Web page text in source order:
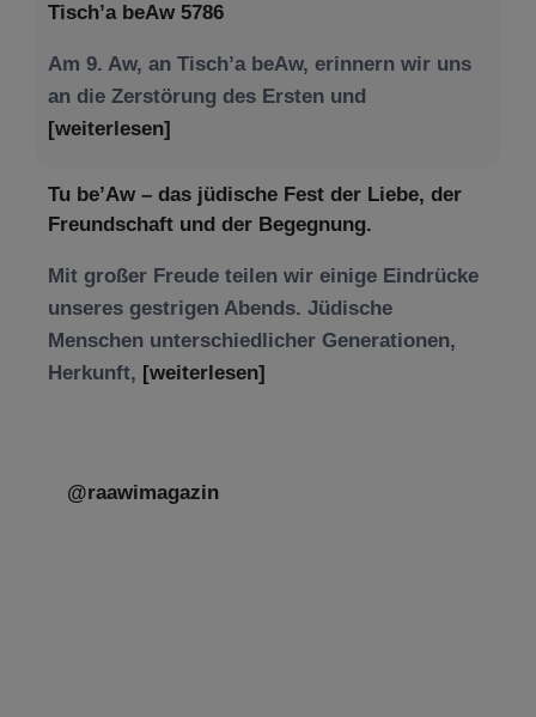
Tisch’a beAw 5786
Am 9. Aw, an Tisch’a beAw, erinnern wir uns
an die Zerstörung des Ersten und
[weiterlesen]
Tu be’Aw – das jüdische Fest der Liebe, der
Freundschaft und der Begegnung.
Mit großer Freude teilen wir einige Eindrücke
unseres gestrigen Abends. Jüdische
Menschen unterschiedlicher Generationen,
Herkunft, [weiterlesen]
@raawimagazin